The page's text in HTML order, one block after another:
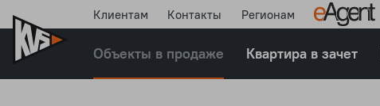
Клиентам Контакты Регионам
Объекты в продаже Квартира в зачет